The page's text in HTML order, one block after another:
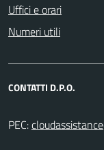
Uffici e orari
Numeri utili
CONTATTI D.P.O.
PEC: